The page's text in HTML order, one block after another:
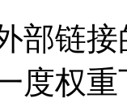
部链
度权